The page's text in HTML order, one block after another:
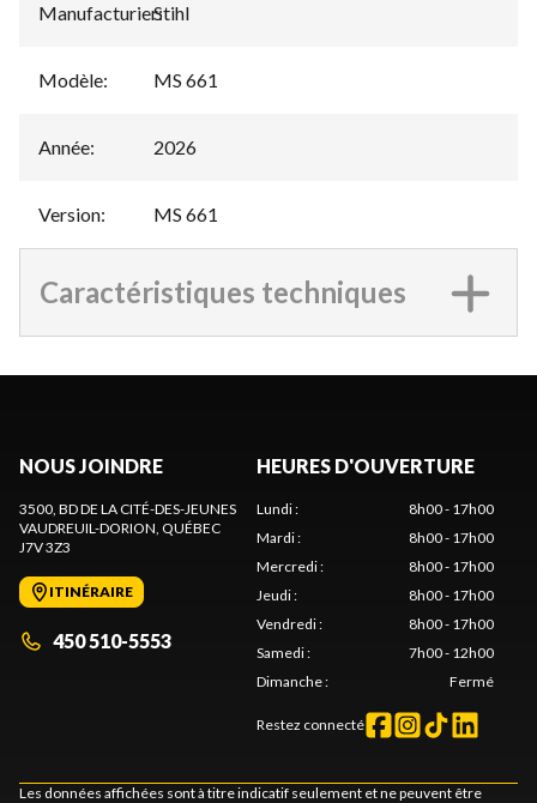
Manufacturier:
Stihl
Modèle: MS 661
Année: 2026
Version: MS 661
Caractéristiques techniques
NOUS JOINDRE
3500, BD DE LA CITÉ-DES-JEUNES
VAUDREUIL-DORION, QUÉBEC
J7V 3Z3
ITINÉRAIRE
450 510-5553
HEURES D'OUVERTURE
Lundi:
8h00 - 17h00
Mardi:
8h00 - 17h00
Mercredi:
8h00 - 17h00
Jeudi:
8h00 - 17h00
Vendredi:
8h00 - 17h00
Samedi:
7h00 - 12h00
Dimanche: Fermé
Restez connecté
Les données affichées sont à titre indicatif seulement et ne peuvent être